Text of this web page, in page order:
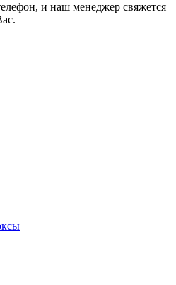
и наш менеджер свяжется